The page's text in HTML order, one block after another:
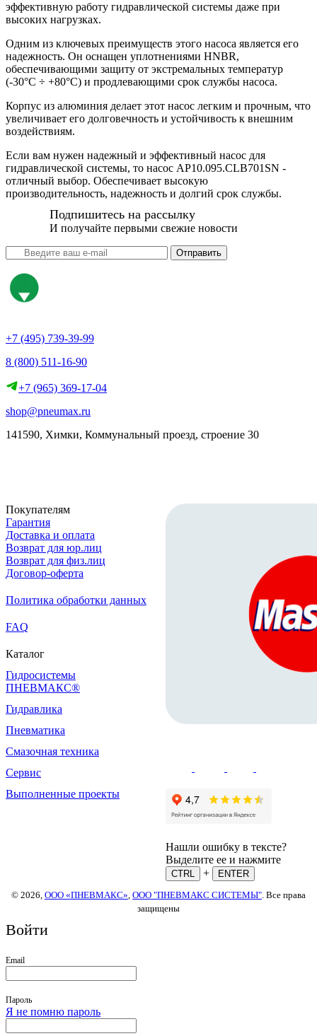
эффективную работу гидравлической системы даже при
высоких нагрузках.
Одним из ключевых преимуществ этого насоса является его
надежность. Он оснащен уплотнениями HNBR,
обеспечивающими защиту от экстремальных температур
(-30°C ÷ +80°C) и продлевающими срок службы насоса.
Корпус из алюминия делает этот насос легким и прочным, что
увеличивает его долговечность и устойчивость к внешним
воздействиям.
Если вам нужен надежный и эффективный насос для
гидравлической системы, то насос AP10.095.CLB701SN -
отличный выбор. Обеспечивает высокую
производительность, надежность и долгий срок службы.
Подпишитесь на рассылку
И получайте первыми свежие новости
Отправить
+7 (495) 739-39-99
8 (800) 511-16-90
+7 (965) 369-17-04
shop@pneumax.ru
141590, Химки, Коммунальный проезд, строение 30
Покупателям
Гарантия
Доставка и оплата
Возврат для юр.лиц
Возврат для физ.лиц
Договор-оферта
Политика обработки данных
FAQ
Каталог
Гидросистемы
ПНЕВМАКС®
Гидравлика
Пневматика
Смазочная техника
Сервис
Выполненные проекты
Нашли ошибку в тексте?
Выделите ее и нажмите
CTRL +
ENTER
© 2026, ООО «ПНЕВМАКС» ООО "ПНЕВМАКС СИСТЕМЫ" . Все права
защищены
Войти
Email
Пароль
Я не помню пароль